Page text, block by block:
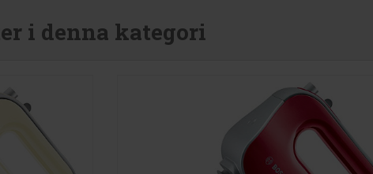
i denna kategori